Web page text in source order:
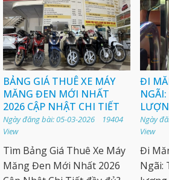
BẢNG GIÁ THUÊ XE MÁY
MĂNG ĐEN MỚI NHẤT
2026 CẬP NHẬT CHI TIẾT
Ngày đăng bài: 05-03-2026 19404
View
Tìm Bảng Giá Thuê Xe Máy
Măng Đen Mới Nhất 2026
ĐI
Ngày
View
Đi
Ngãi: